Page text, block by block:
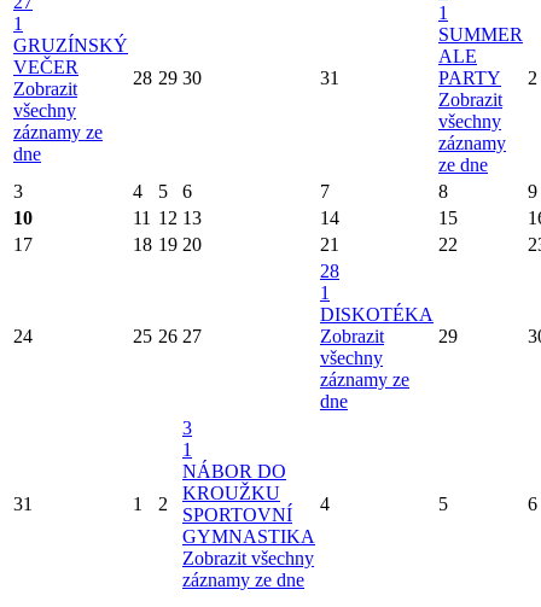
1
GRUZÍNSKÝ
VEČER
Zobrazit
všechny
záznamy ze
dne
28 29 30 31
1
SUMMER
ALE
PARTY
Zobrazit
všechny
záznamy
ze dne
2
3 4 5 6 7 8
9
10
11 12 13 14 15
17
18 19 20 21 22
24 25 26 27
28
1
DISKOTÉKA
Zobrazit
všechny
záznamy ze
dne
29
31 1 2
3
1
NÁBOR DO
KROUŽKU
SPORTOVNÍ
GYMNASTIKA
Zobrazit všechny
záznamy ze dne
4 5 6